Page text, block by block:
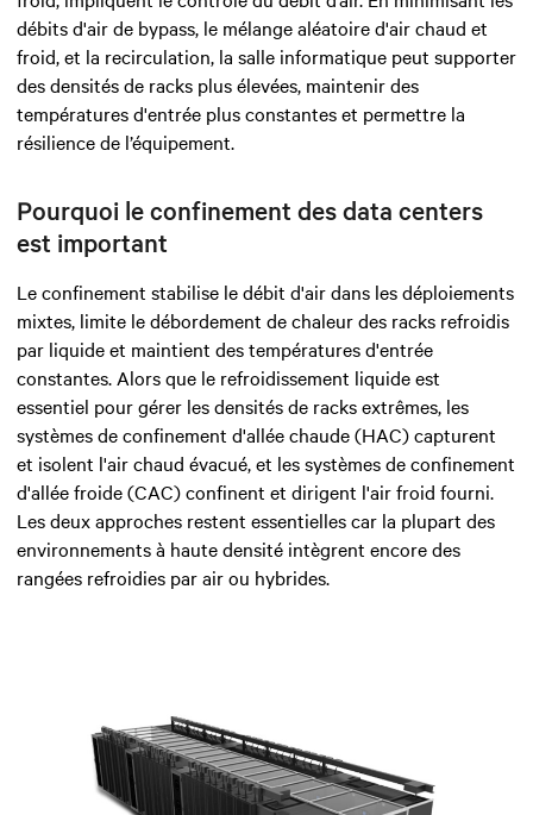
débits d'air de bypass, le mélange aléatoire d'air chaud et
froid, et la recirculation, la salle informatique peut supporter
des densités de racks plus élevées, maintenir des
températures d'entrée plus constantes et permettre la
résilience de l’équipement.
Pourquoi le confinement des data centers
est important
Le confinement stabilise le débit d'air dans les déploiements
mixtes, limite le débordement de chaleur des racks refroidis
par liquide et maintient des températures d'entrée
constantes. Alors que le refroidissement liquide est
essentiel pour gérer les densités de racks extrêmes, les
systèmes de confinement d'allée chaude (HAC) capturent
et isolent l'air chaud évacué, et les systèmes de confinement
d'allée froide (CAC) confinent et dirigent l'air froid fourni.
Les deux approches restent essentielles car la plupart des
environnements à haute densité intègrent encore des
rangées refroidies par air ou hybrides.